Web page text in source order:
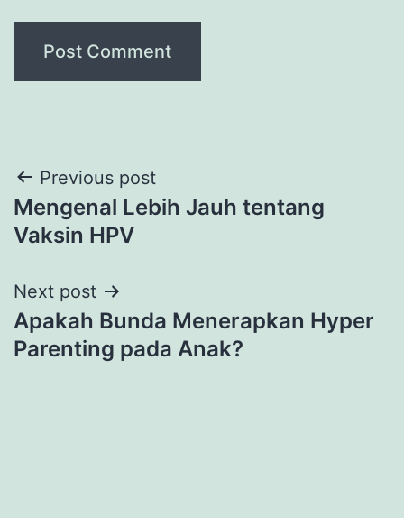
Post
navigation
Previous post
Mengenal Lebih Jauh tentang
Vaksin HPV
Next post
Apakah Bunda Menerapkan Hyper
Parenting pada Anak?